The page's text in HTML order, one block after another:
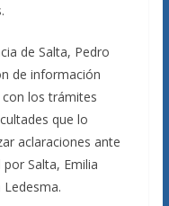
de Salta, Pedro
de información
los trámites
que lo
aclaraciones ante
Salta, Emilia